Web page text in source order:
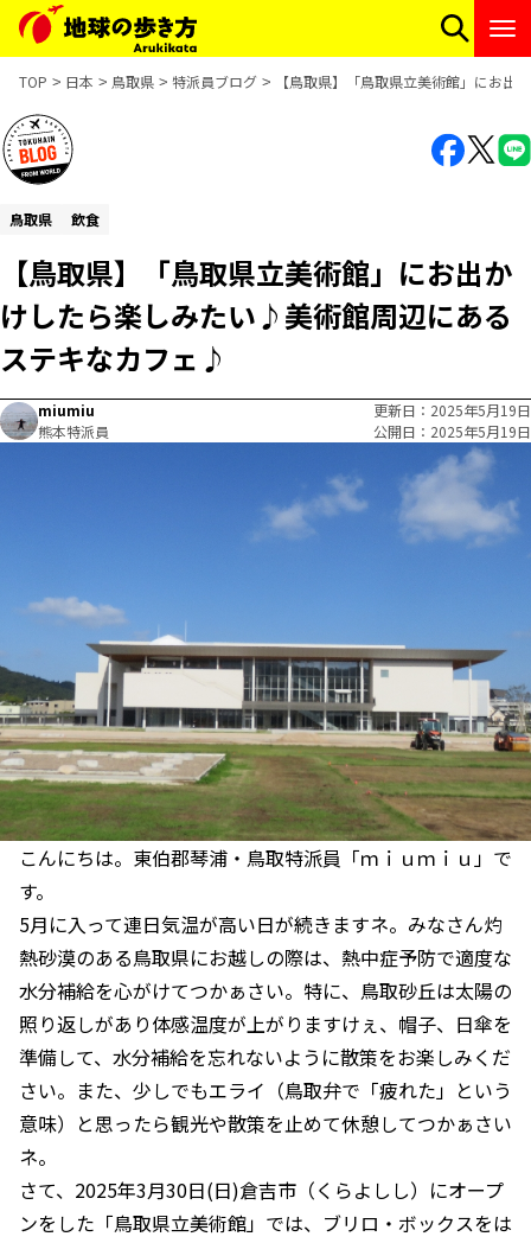
TOP 日本 鳥取県 特派員ブログ 【鳥取県】「鳥取県立美術館」にお
鳥取県 飲食
【鳥取県】「鳥取県立美術館」にお出か
けしたら楽しみたい♪美術館周辺にある
ステキなカフェ♪
miumiu
熊本特派員
更新日
2025年5月19日
公開日
2025年5月19日
こんにちは。東伯郡琴浦・鳥取特派員「ｍｉｕｍｉｕ」で
す。
5月に入って連日気温が高い日が続きますネ。みなさん灼
熱砂漠のある鳥取県にお越しの際は、熱中症予防で適度な
水分補給を心がけてつかぁさい。特に、鳥取砂丘は太陽の
照り返しがあり体感温度が上がりますけぇ、帽子、日傘を
準備して、水分補給を忘れないように散策をお楽しみくだ
さい。また、少しでもエライ（鳥取弁で「疲れた」という
意味）と思ったら観光や散策を止めて休憩してつかぁさい
ネ。
さて、2025年3月30日(日)倉吉市（くらよしし）にオープ
ンをした「鳥取県立美術館」では、ブリロ・ボックスをは